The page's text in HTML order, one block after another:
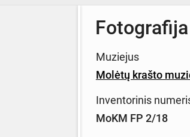
Fotografija
Muziejus
Molėtų krašto
Inventorinis
MoKM FP 2/18